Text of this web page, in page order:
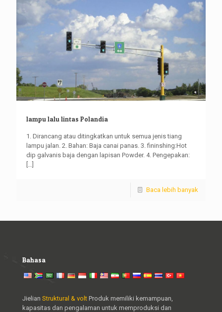
lampu lalu lintas Polandia
1. Dirancang atau ditingkatkan untuk semua jenis tiang
lampu jalan. 2. Bahan: Baja canai panas. 3. fininshing:Hot
dip galvanis baja dengan lapisan Powder. 4. Pengepakan:
[…]
Baca lebih banyak
Bahasa
Jielian Struktural & volt Produk memiliki kemampuan,
kapasitas dan pengalaman untuk memproduksi dan